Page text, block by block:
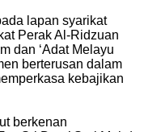
lapan syarikat
Perak Al-Ridzuan
dan ‘Adat Melayu
berterusan dalam
kebajikan
berkenan